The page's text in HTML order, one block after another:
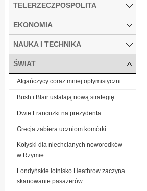
TELERZECZPOSPOLITA
EKONOMIA
NAUKA I TECHNIKA
ŚWIAT
Afgańczycy coraz mniej optymistyczni
Bush i Blair ustalają nową strategię
Dwie Francuzki na prezydenta
Grecja zabiera uczniom komórki
Kołyski dla niechcianych noworodków
w Rzymie
Londyńskie lotnisko Heathrow zaczyna
skanowanie pasażerów